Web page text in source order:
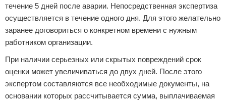
течение 5 дней после аварии. Непосредственная экспертиза
осуществляется в течение одного дня. Для этого желательно
заранее договориться о конкретном времени с нужным
работником организации.
При наличии серьезных или скрытых повреждений срок
оценки может увеличиваться до двух дней. После этого
экспертом составляются все необходимые документы, на
основании которых рассчитывается сумма, выплачиваемая